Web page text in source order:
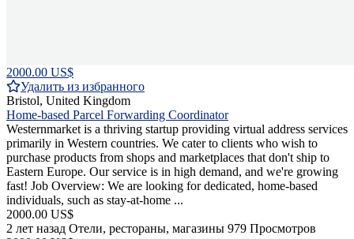
2000.00 US$
Удалить из избранного
Bristol, United Kingdom
Home-based Parcel Forwarding Coordinator
Westernmarket is a thriving startup providing virtual address services
primarily in Western countries. We cater to clients who wish to
purchase products from shops and marketplaces that don't ship to
Eastern Europe. Our service is in high demand, and we're growing
fast! Job Overview: We are looking for dedicated, home-based
individuals, such as stay-at-home ...
2000.00 US$
2 лет назад Отели, рестораны, магазины 979 Просмотров